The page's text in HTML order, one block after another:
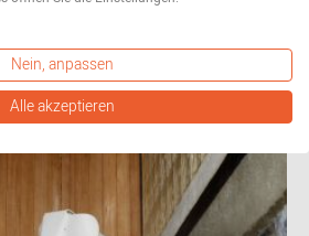
Nein, anpassen
Alle akzeptieren